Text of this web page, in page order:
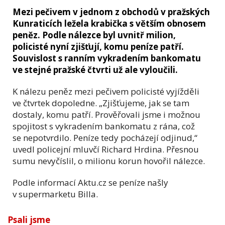
Mezi pečivem v jednom z obchodů v pražských
Kunraticích ležela krabička s větším obnosem
peněz. Podle nálezce byl uvnitř milion,
policisté nyní zjišťují, komu peníze patří.
Souvislost s ranním vykradením bankomatu
ve stejné pražské čtvrti už ale vyloučili.
K nálezu peněz mezi pečivem policisté vyjížděli
ve čtvrtek dopoledne. „Zjišťujeme, jak se tam
dostaly, komu patří. Prověřovali jsme i možnou
spojitost s vykradením bankomatu z rána, což
se nepotvrdilo. Peníze tedy pocházejí odjinud,“
uvedl policejní mluvčí Richard Hrdina. Přesnou
sumu nevyčíslil, o milionu korun hovořil nálezce.
Podle informací Aktu.cz se peníze našly
v supermarketu Billa.
Psali jsme